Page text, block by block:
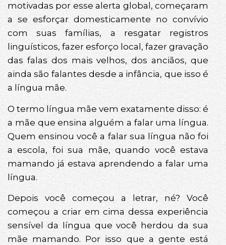
motivadas por esse alerta global, começaram
a se esforçar domesticamente no convívio
com suas famílias, a resgatar registros
linguísticos, fazer esforço local, fazer gravação
das falas dos mais velhos, dos anciãos, que
ainda são falantes desde a infância, que isso é
a língua mãe.
O termo língua mãe vem exatamente disso: é
a mãe que ensina alguém a falar uma língua.
Quem ensinou você a falar sua língua não foi
a escola, foi sua mãe, quando você estava
mamando já estava aprendendo a falar uma
língua.
Depois você começou a letrar, né? Você
começou a criar em cima dessa experiência
sensível da língua que você herdou da sua
mãe mamando. Por isso que a gente está